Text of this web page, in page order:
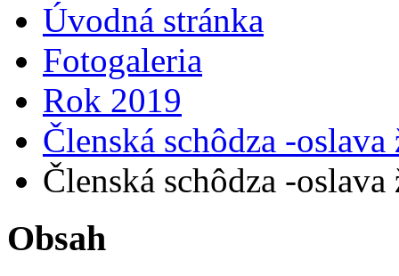
Úvodná stránka
Fotogaleria
Rok 2019
Členská schôdza -
Členská schôdza -
Obsah